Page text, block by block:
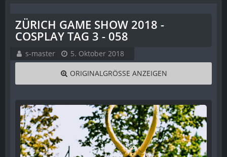
ZÜRICH GAME SHOW 2018 -
COSPLAY TAG 3 - 058
s-master 5. Oktober 2018
ORIGINALGRÖSSE ANZEIGEN